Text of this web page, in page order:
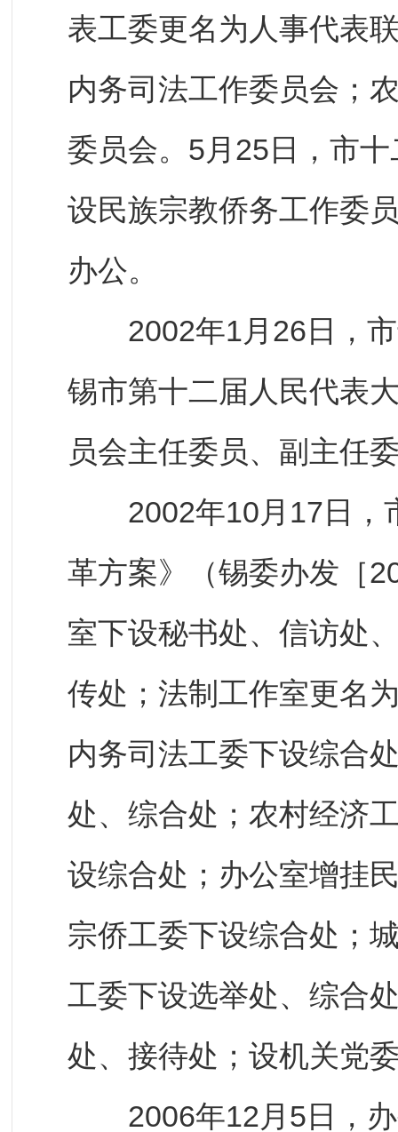
表工委更名为人事代表
内务司法工作委员会；
委员会。5月25日，市
设民族宗教侨务工作委
办公。
2002年1月26日，市
锡市第十二届人民代表
员会主任委员、副主任
2002年10月17日，
革方案》（锡委办发［
室下设秘书处、信访处
传处；法制工作室更名
内务司法工委下设综合
处、综合处；农村经济
设综合处；办公室增挂
宗侨工委下设综合处；
工委下设选举处、综合
处、接待处；设机关党
2006年12月5日，办